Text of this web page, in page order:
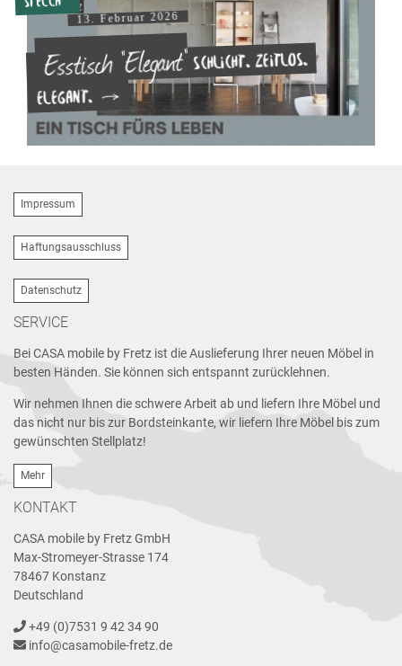
13. Februar 2026
Esstisch "Elegant"Schlicht. Zeitlos.
Elegant.
Impressum
Haftungsausschluss
Datenschutz
SERVICE
Bei CASA mobile by Fretz ist die Auslieferung Ihrer neuen Möbel in
besten Händen. Sie können sich entspannt zurücklehnen.
Wir nehmen Ihnen die schwere Arbeit ab und liefern Ihre Möbel und
das nicht nur bis zur Bordsteinkante, wir liefern Ihre Möbel bis zum
gewünschten Stellplatz!
Mehr
KONTAKT
CASA mobile by Fretz GmbH
Max-Stromeyer-Strasse 174
78467 Konstanz
Deutschland
+49 (0)7531 9 42 34 90
info@casamobile-fretz.de